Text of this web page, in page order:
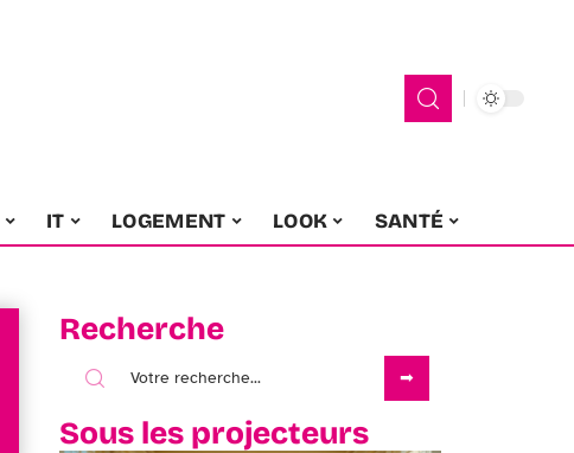
IT LOGEMENT LOOK SANTÉ
Recherche
Sous les projecteurs